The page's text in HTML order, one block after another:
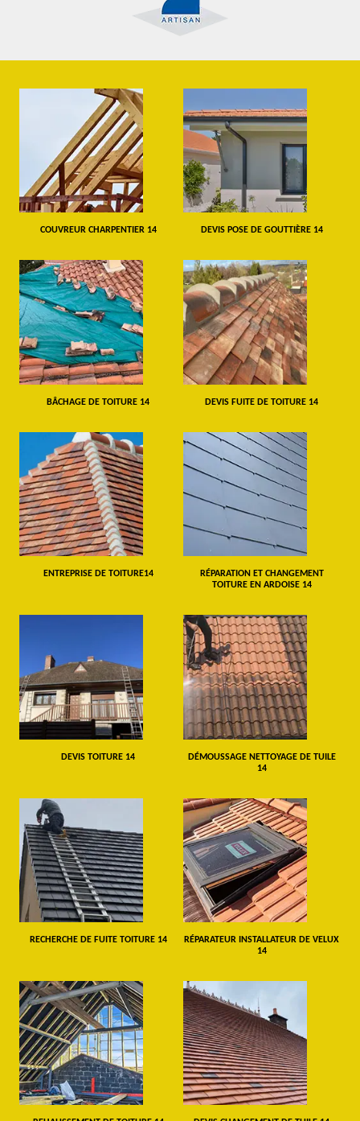
COUVREUR CHARPENTIER 14 DEVIS POSE DE GOUTTIÈRE 14
BÂCHAGE DE TOITURE 14 DEVIS FUITE DE TOITURE 14
ENTREPRISE DE TOITURE14
RÉPARATION ET CHANGEMENT
TOITURE EN ARDOISE 14
DEVIS TOITURE 14
DÉMOUSSAGE NETTOYAGE DE TUILE
14
RECHERCHE DE FUITE TOITURE 14
RÉPARATEUR INSTALLATEUR DE VELUX
14